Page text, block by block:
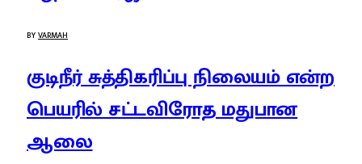
BYVARMAH
குடிநீர் சுத்திகரிப்பு நிலையம் என்ற
பெயரில் சட்டவிரோத மதுபான
ஆலை